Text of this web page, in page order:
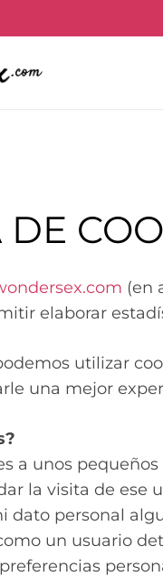
DE
(en
elaborar
utilizar
una mejor
a unos
la visita de ese
dato personal
un usuario